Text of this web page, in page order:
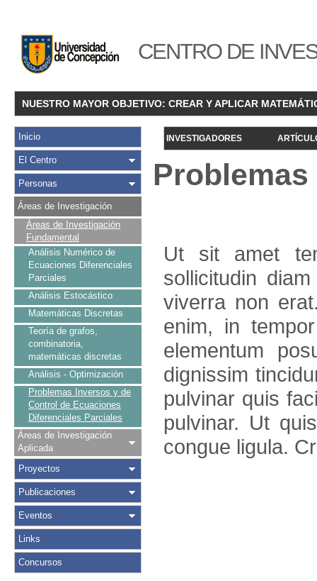
CENTRO DE
NUESTRO MAYOR OBJETIVO: CREAR Y APLICAR
Inicio
El Centro
Personas
Áreas de Investigación
Áreas de Investigación
Fundamental
Análisis Numérico de
Ecuaciones Diferenciales
Parciales
Análisis Estocástico
Matemáticas Discretas
Teoría de grafos,
combinatoria,
matemáticas discretas
Análisis - Optimización
Problemas Inversos y de
Control de Ecuaciones
Diferenciales Parciales
Áreas de Investigación
Aplicada
Proyectos
Publicaciones
Eventos
Links
Concursos
INVESTIGADORES
Ut sit amet
sollicitudin
viverra non
enim, in
elementum
dignissim
pulvinar quis
pulvinar. Ut
congue ligula.